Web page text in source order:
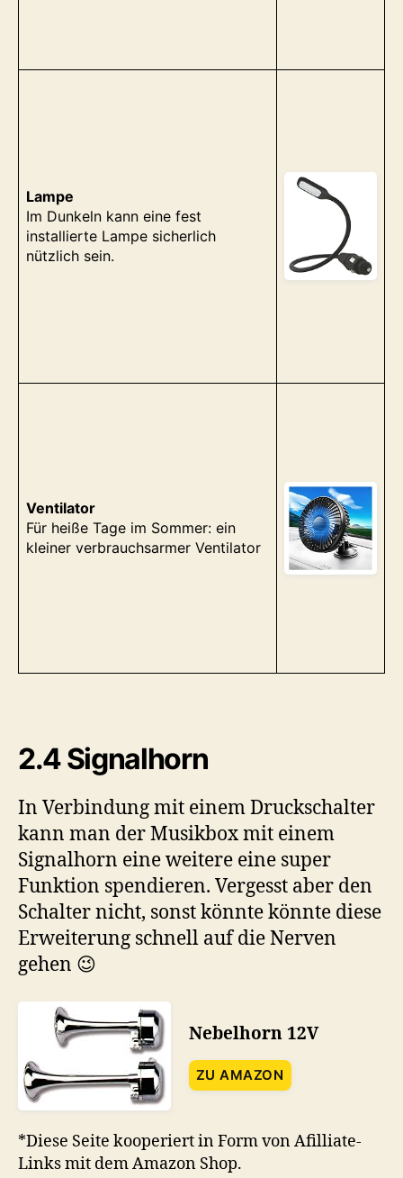
Lampe
Im Dunkeln kann eine fest
installierte Lampe sicherlich
nützlich sein.
Ventilator
Für heiße Tage im Sommer: ein
kleiner verbrauchsarmer Ventilator
2.4 Signalhorn
In Verbindung mit einem Druckschalter
kann man der Musikbox mit einem
Signalhorn eine weitere eine super
Funktion spendieren. Vergesst aber den
Schalter nicht, sonst könnte könnte diese
Erweiterung schnell auf die Nerven
gehen 😉
Nebelhorn 12V
ZU AMAZON
*Diese Seite kooperiert in Form von Afilliate-
Links mit dem Amazon Shop.